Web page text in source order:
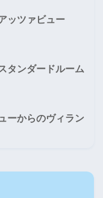
ッツァビュー
タンダードルーム
ーからのヴィラン